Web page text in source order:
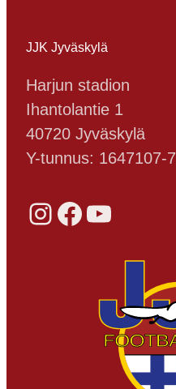
JJK Jyväskylä
Harjun stadion
Ihantolantie 1
40720 Jyväskylä
Y-tunnus: 1647107-7
Instagram Facebook YouTube